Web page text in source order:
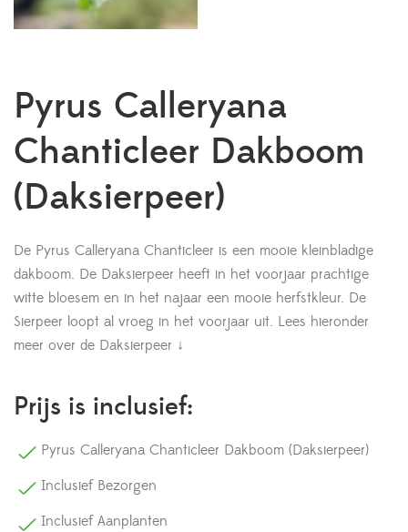
Pyrus Calleryana
Chanticleer Dakboom
(Daksierpeer)
De Pyrus Calleryana Chanticleer is een mooie kleinbladige
dakboom. De Daksierpeer heeft in het voorjaar prachtige
witte bloesem en in het najaar een mooie herfstkleur. De
Sierpeer loopt al vroeg in het voorjaar uit. Lees hieronder
meer over de Daksierpeer ↓
Prijs is inclusief:
Pyrus Calleryana Chanticleer Dakboom (Daksierpeer)
Inclusief Bezorgen
Inclusief Aanplanten